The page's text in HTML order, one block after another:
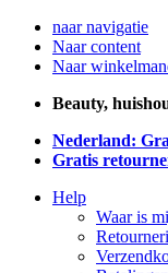
naar navigatie
Naar content
Naar
Beauty,
Nederland:
Gratis
Help
Waar is